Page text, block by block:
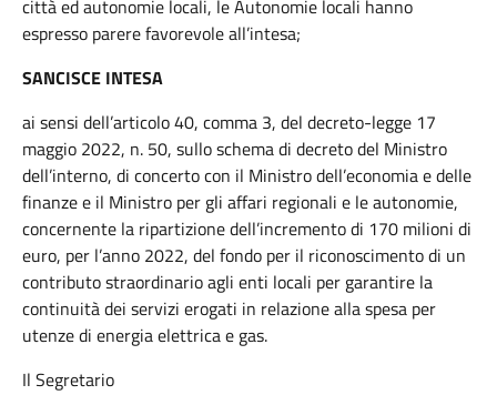
città ed autonomie locali, le Autonomie locali hanno
espresso parere favorevole all’intesa;
SANCISCE INTESA
ai sensi dell’articolo 40, comma 3, del decreto-legge 17
maggio 2022, n. 50, sullo schema di decreto del Ministro
dell’interno, di concerto con il Ministro dell’economia e delle
finanze e il Ministro per gli affari regionali e le autonomie,
concernente la ripartizione dell’incremento di 170 milioni di
euro, per l’anno 2022, del fondo per il riconoscimento di un
contributo straordinario agli enti locali per garantire la
continuità dei servizi erogati in relazione alla spesa per
utenze di energia elettrica e gas.
Il Segretario